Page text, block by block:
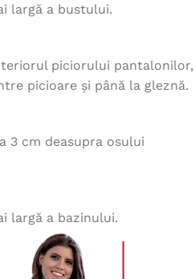
largă a bustului.
piciorului pantalonilor,
picioare și până la gleznă.
3 cm deasupra osului
largă a bazinului.